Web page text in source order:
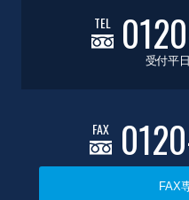
TEL
受付平
FAX
FAX